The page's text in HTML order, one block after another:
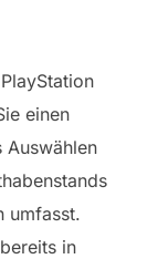
einen
umfasst.
in